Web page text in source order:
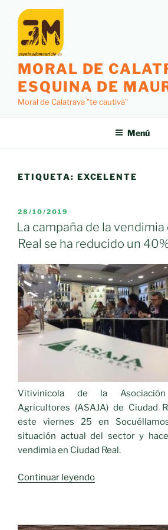
contenido
MORAL DE
ESQUINA DE
Moral de Calatrava "te cautiva"
Menú
ETIQUETA: EXCELENTE
PUBLICADO
EL
28/10/2019
La campaña de la vendimia
Real se ha reducido un
Vitivinícola de la Asociación
Agricultores (ASAJA) de Ciudad
este viernes 25 en
situación actual del sector y
vendimia en Ciudad Real.
Continuar leyendo«La